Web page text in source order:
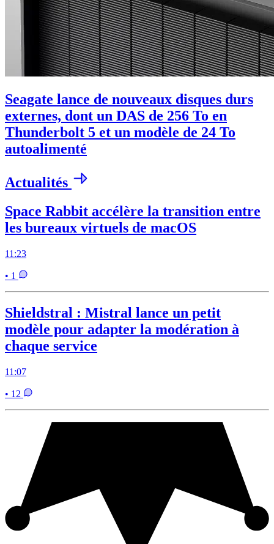
Seagate lance de nouveaux disques durs
externes, dont un DAS de 256 To en
Thunderbolt 5 et un modèle de 24 To
autoalimenté
Actualités
Space Rabbit accélère la transition entre
les bureaux virtuels de macOS
11:23
• 1
Shieldstral : Mistral lance un petit
modèle pour adapter la modération à
chaque service
11:07
• 12